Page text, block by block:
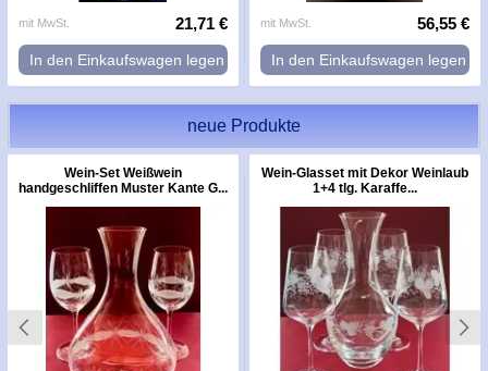
mit MwSt. 21,71 €
In den Einkaufswagen legen
mit MwSt. 56,55 €
In den Einkaufswagen legen
neue Produkte
Wein-Set Weißwein
handgeschliffen Muster Kante G...
Wein-Glasset mit Dekor Weinlaub
1+4 tlg. Karaffe...